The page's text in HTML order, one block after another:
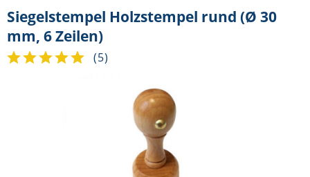
Siegelstempel Holzstempel rund (Ø 30
mm, 6 Zeilen)
(5)